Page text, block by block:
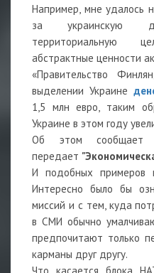
Например, мне удалось
за украинскую
территориальную
абстрактные ценности
«Правительство
выделении Украине
1,5 млн евро, таким
Украине в этом году
Об этом сообщает
передает
И подобных примеров
Интересно было бы
миссий и с тем, куда
в СМИ обычно
предпочитают только
карманы друг другу.